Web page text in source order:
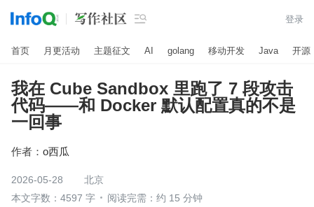
 登录
首页 月更活动 主题征文 AI golang 移动开发 Java 开源
我在 Cube Sandbox 里跑了 7 段攻击
代码——和 Docker 默认配置真的不是
一回事
作者： o西瓜
2026-05-28
北京
本文字数：4597 字
阅读完需：约 15 分钟